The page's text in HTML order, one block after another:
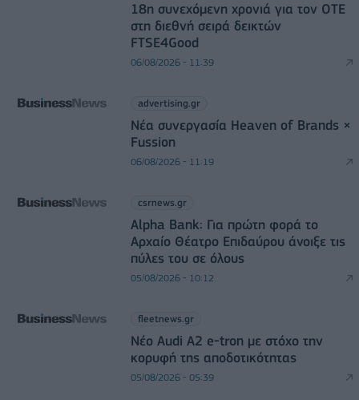
18η συνεχόμενη χρονιά για τον ΟΤΕ
στη διεθνή σειρά δεικτών
FTSE4Good
06/08/2026 - 11:39
advertising.gr
Νέα συνεργασία Heaven of Brands ×
Fussion
06/08/2026 - 11:19
csrnews.gr
Alpha Bank: Για πρώτη φορά το
Αρχαίο Θέατρο Επιδαύρου άνοιξε τις
πύλες του σε όλους
05/08/2026 - 10:12
fleetnews.gr
Νέο Audi A2 e-tron με στόχο την
κορυφή της αποδοτικότητας
05/08/2026 - 05:39